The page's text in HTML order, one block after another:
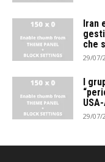
Iran
che
29/07/
I
29/07/